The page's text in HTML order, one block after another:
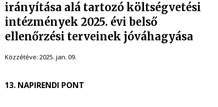
irányítása alá tartozó költségvetési
intézmények 2025. évi belső
ellenőrzési terveinek jóváhagyása
Közzétéve: 2025. jan. 09.
13. NAPIRENDI PONT